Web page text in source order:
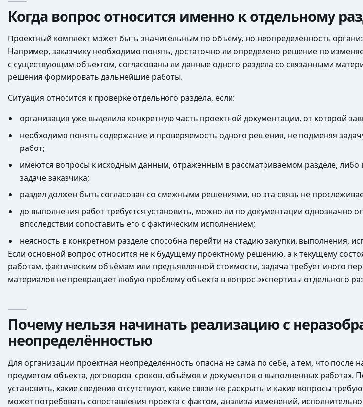
Когда вопрос относится именно к отдельному
Проектный комплект может быть значительным по объёму, но неопределённость
Например, заказчику необходимо понять, достаточно ли определено решение по
с существующим объектом, согласованы ли данные одного раздела со связанными
решения формировать дальнейшие работы.
Ситуация относится к проверке отдельного раздела, если:
организация уже выделила конкретную часть проектной документации, от которой
необходимо понять содержание и проверяемость одного решения, не подменяя
работ;
имеются вопросы к исходным данным, отражённым в рассматриваемом разделе, либо
задаче заказчика;
раздел должен быть согласован со смежными решениями, но эта связь не
до выполнения работ требуется установить, можно ли по документации однозначно
впоследствии сопоставить его с фактическим исполнением;
неясность в конкретном разделе способна перейти на стадию закупки, выполнения,
Если основной вопрос относится не к будущему проектному решению, а к текущему
работам, фактическим объёмам или предъявленной стоимости, задача требует иного
материалов не превращает любую проблему объекта в вопрос экспертизы отдельного
Почему нельзя начинать реализацию с
неопределённостью
Для организации проектная неопределённость опасна не сама по себе, а тем, что после
предметом объекта, договоров, сроков, объёмов и документов о выполненных работах.
установить, какие сведения отсутствуют, какие связи не раскрыты и какие вопросы
может потребовать сопоставления проекта с фактом, анализа изменений,